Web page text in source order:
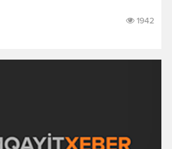
1942